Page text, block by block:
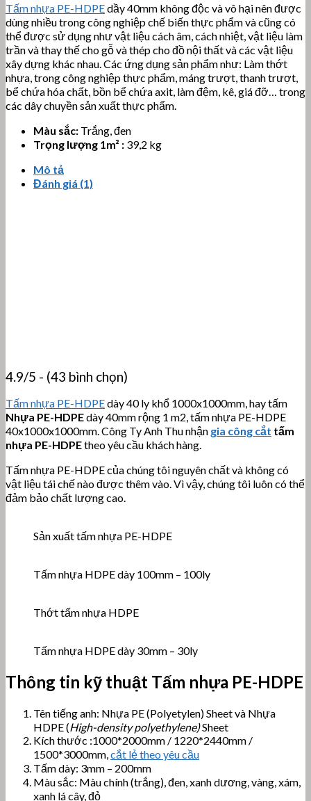
Tấm nhựa PE-HDPEdầy 40mm không độc và vô hại nên được
dùng nhiều trong công nghiệp chế biến thực phẩm và cũng có
thể được sử dụng như vật liệu cách âm, cách nhiệt, vật liệu làm
trần và thay thế cho gỗ và thép cho đồ nội thất và các vật liệu
xây dựng khác nhau. Các ứng dụng sản phẩm như: Làm thớt
nhựa, trong công nghiệp thực phẩm, máng trượt, thanh trượt,
bể chứa hóa chất, bồn bể chứa axit, làm đệm, kê, giá đỡ… trong
các dây chuyền sản xuất thực phẩm.
Màu sắc: Trắng, đen
Trọng lượng 1m² : 39,2 kg
Mô tả
Đánh giá (1)
4.9/5 - (43 bình chọn)
Tấm nhựa PE-HDPEdày 40 ly khổ 1000x1000mm, hay tấm
Nhựa PE-HDPEdày 40mm rộng 1 m2, tấm nhựa PE-HDPE
40x1000x1000mm. Công Ty Anh Thu nhận gia công cắt tấm
nhựa PE-HDPEtheo yêu cầu khách hàng.
Tấm nhựa PE-HDPE của chúng tôi nguyên chất và không có
vật liệu tái chế nào được thêm vào. Vì vậy, chúng tôi luôn có thể
đảm bảo chất lượng cao.
Sản xuất tấm nhựa PE-HDPE
Tấm nhựa HDPE dày 100mm – 100ly
Thớt tấm nhựa HDPE
Tấm nhựa HDPE dày 30mm – 30ly
Thông tin kỹ thuật Tấm nhựa PE-HDPE
Tên tiếng anh: Nhựa PE (Polyetylen) Sheet và Nhựa
HDPE (High-density polyethylene)Sheet
Kích thước :1000*2000mm / 1220*2440mm /
1500*3000mm, cắt lẻ theo yêu cầu
Tấm dày: 3mm – 200mm
Màu sắc: Màu chính (trắng), đen, xanh dương, vàng, xám,
xanh lá cây, đỏ